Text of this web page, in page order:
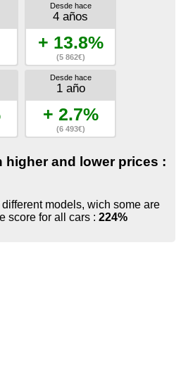
Desde hace
4 años
+ 13.8%
(5 862€)
Desde hace
1 año
+ 2.7%
(6 493€)
higher and lower prices :
models, wich some are
score for all cars : 224%